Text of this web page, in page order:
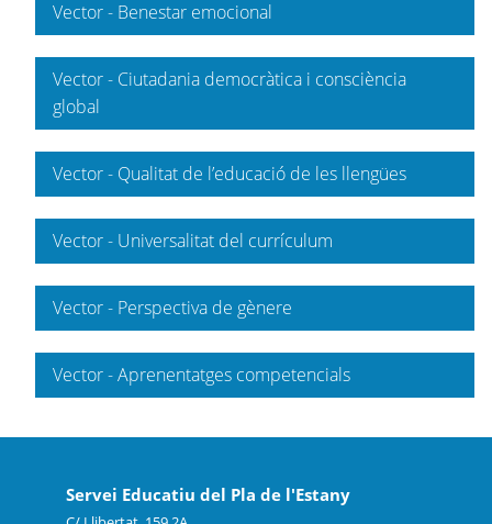
Vector - Benestar emocional
Vector - Ciutadania democràtica i consciència
global
Vector - Qualitat de l’educació de les llengües
Vector - Universalitat del currículum
Vector - Perspectiva de gènere
Vector - Aprenentatges competencials
Servei Educatiu del Pla de l'Estany